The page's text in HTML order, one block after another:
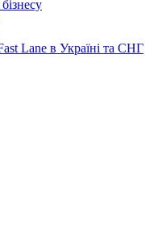
Lane в Україні та СНГ